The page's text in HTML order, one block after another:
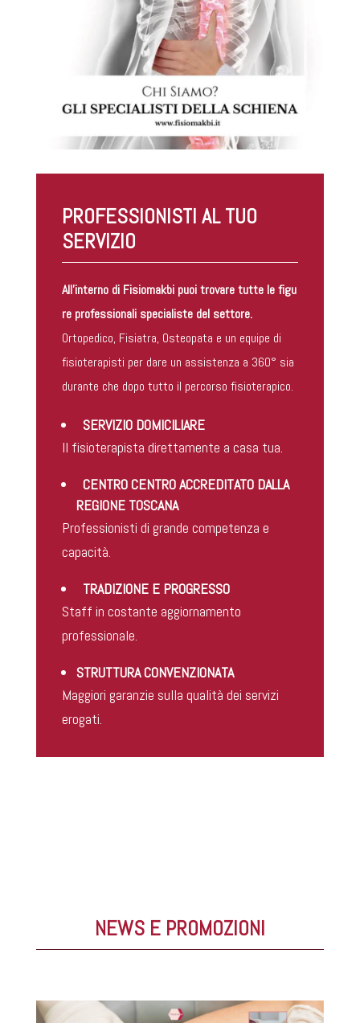
PROFESSIONISTI AL TUO
SERVIZIO
All’interno di Fisiomakbi puoi trovare tutte le figu
re professionali specialiste del settore.
Ortopedico, Fisiatra, Osteopata e un equipe di
fisioterapisti per dare un assistenza a 360° sia
durante che dopo tutto il percorso fisioterapico.
SERVIZIO DOMICILIARE
Il fisioterapista direttamente a casa tua.
CENTRO CENTRO ACCREDITATO DALLA
REGIONE TOSCANA
Professionisti di grande competenza e
capacità.
TRADIZIONE E PROGRESSO
Staff in costante aggiornamento
professionale.
STRUTTURA CONVENZIONATA
Maggiori garanzie sulla qualità dei servizi
erogati.
NEWS E PROMOZIONI